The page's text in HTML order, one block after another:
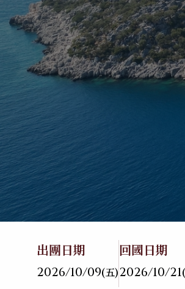
荷蘭．比利時．盧森堡
英國．愛爾蘭
奧地利．捷克．匈牙利
德奧．大鐘山
葡萄牙
希臘
土耳其
亞洲
不丹
中國
泰國
峇里
帛琉
大溪地
04優惠方案
05旅遊專欄
07
08聯絡我們
出團日期
2026/10/09(五)
回國日期
2026/10/21